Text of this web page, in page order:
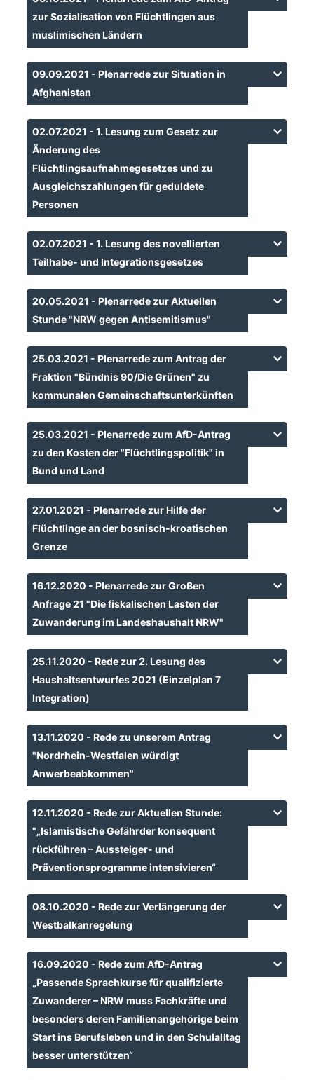
zur Sozialisation von Flüchtlingen aus
muslimischen Ländern
09.09.2021 - Plenarrede zur Situation in
Afghanistan
02.07.2021 - 1. Lesung zum Gesetz zur
Änderung des
Flüchtlingsaufnahmegesetzes und zu
Ausgleichszahlungen für geduldete
Personen
02.07.2021 - 1. Lesung des novellierten
Teilhabe- und Integrationsgesetzes
20.05.2021 - Plenarrede zur Aktuellen
Stunde "NRW gegen Antisemitismus"
25.03.2021 - Plenarrede zum Antrag der
Fraktion "Bündnis 90/Die Grünen" zu
kommunalen Gemeinschaftsunterkünften
25.03.2021 - Plenarrede zum AfD-Antrag
zu den Kosten der "Flüchtlingspolitik" in
Bund und Land
27.01.2021 - Plenarrede zur Hilfe der
Flüchtlinge an der bosnisch-kroatischen
Grenze
16.12.2020 - Plenarrede zur Großen
Anfrage 21 "Die fiskalischen Lasten der
Zuwanderung im Landeshaushalt NRW"
25.11.2020 - Rede zur 2. Lesung des
Haushaltsentwurfes 2021 (Einzelplan 7
Integration)
13.11.2020 - Rede zu unserem Antrag
"Nordrhein-Westfalen würdigt
Anwerbeabkommen"
12.11.2020 - Rede zur Aktuellen Stunde:
"„Islamistische Gefährder konsequent
rückführen – Aussteiger- und
Präventionsprogramme intensivieren“
08.10.2020 - Rede zur Verlängerung der
Westbalkanregelung
16.09.2020 - Rede zum AfD-Antrag
Passende Sprachkurse für qualifizierte
Zuwanderer – NRW muss Fachkräfte und
besonders deren Familienangehörige beim
Start ins Berufsleben und in den Schulalltag
besser unterstützen“